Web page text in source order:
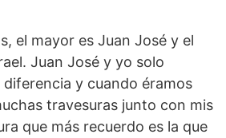
el mayor es Juan José y el
Juan José y yo solo
y cuando éramos
travesuras junto con mis
que más recuerdo es la que